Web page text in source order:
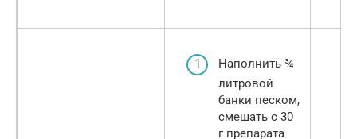
Наполнить ¾
литровой
банки песком,
смешать с 30
г препарата